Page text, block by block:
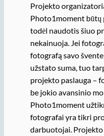
Projekto
Photo1moment būtų
todėl naudotis šiuo
nekainuoja. Jei
fotografą savo
užstato suma, tuo
projekto paslauga –
be jokio avansinio
Photo1moment
fotografai yra tikri
darbuotojai.